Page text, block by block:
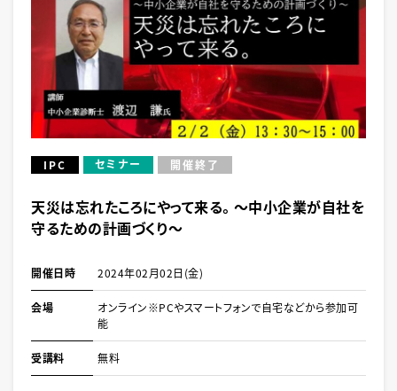
IPC セミナー 開催終了
天災は忘れたころにやって来る。～中小企業が自社を
守るための計画づくり～
開催日時 2024年02月02日(金)
会場
オンライン※PCやスマートフォンで自宅などから参加可
能
受講料 無料